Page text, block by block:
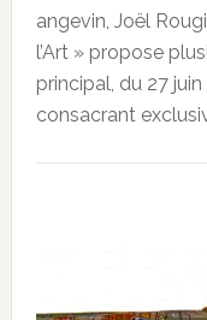
angevin, Joël
l’Art » propose
principal, du 27
consacrant